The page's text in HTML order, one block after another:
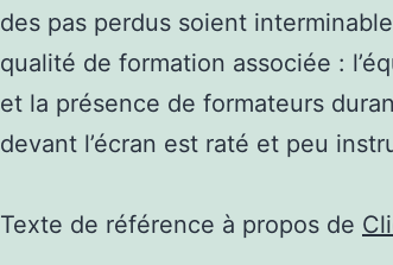
des pas perdus soient
qualité de formation associée :
et la présence de formateurs
devant l’écran est raté et peu
Texte de référence à propos de